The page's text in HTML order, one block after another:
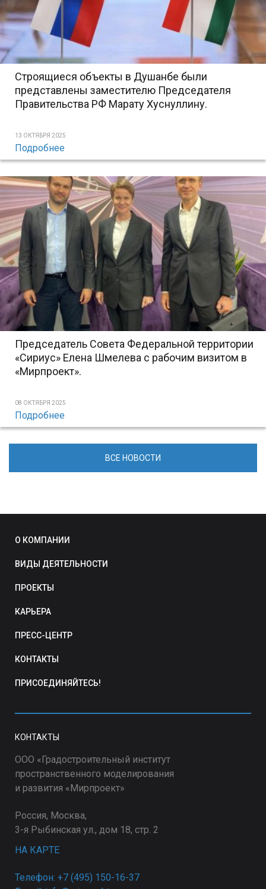
Строящиеся объекты в Душанбе были
представлены заместителю Председателя
Правительства РФ Марату Хуснуллину.
13 ОКТЯБРЯ 2025
Подробнее
Председатель Совета Федеральной территории
«Сириус» Елена Шмелева с рабочим визитом в
«Мирпроект».
08 ОКТЯБРЯ 2025
Подробнее
ВСЕ НОВОСТИ
О КОМПАНИИ
ВИДЫ ДЕЯТЕЛЬНОСТИ
ПРОЕКТЫ
КАРЬЕРА
ПРЕСС-ЦЕНТР
КОНТАКТЫ
ПРИСОЕДИНЯЙТЕСЬ!
КОНТАКТЫ
ООО «Градостроительный институт
пространственного моделирования
и развития «Мирпроект»
Россия, Москва,
3-я Рыбинская ул., дом 18, стр. 2
НА КАРТЕ
Телефон: +7 (495) 150-16-37